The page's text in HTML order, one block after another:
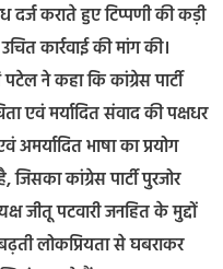
दर्ज कराते हुए टिप्पणी की कड़ी
कार्रवाई की मांग की।
पटेल ने कहा कि कांग्रेस पार्टी
एवं मर्यादित संवाद की पक्षधर
अमर्यादित भाषा का प्रयोग
कांग्रेस पार्टी पुरजोर
जीतू पटवारी जनहित के मुद्दों
लोकप्रियता से घबराकर